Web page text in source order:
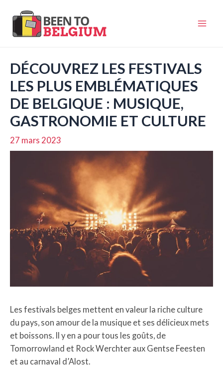
contenu
DÉCOUVREZ LES FESTIVALS
LES PLUS EMBLÉMATIQUES
DE BELGIQUE : MUSIQUE,
GASTRONOMIE ET CULTURE
27 mars 2023
Les festivals belges mettent en valeur la riche culture
du pays, son amour de la musique et ses délicieux mets
et boissons. Il y en a pour tous les goûts, de
Tomorrowland et Rock Werchter aux Gentse Feesten
et au carnaval d’Alost.